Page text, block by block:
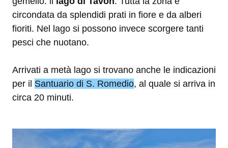
circondata da splendidi prati in fiore e da alberi
fioriti. Nel lago si possono invece scorgere tanti
pesci che nuotano.
Arrivati a metà lago si trovano anche le indicazioni
per il Santuario di S. Romedio, al quale si arriva in
circa 20 minuti.